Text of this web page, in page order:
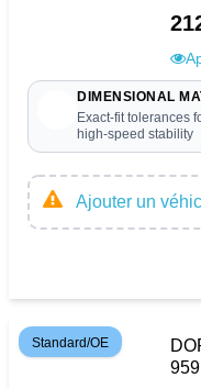
DIMENSIONAL
Exact-fit tolerances
high-speed stability
Ajouter un
Standard/OE